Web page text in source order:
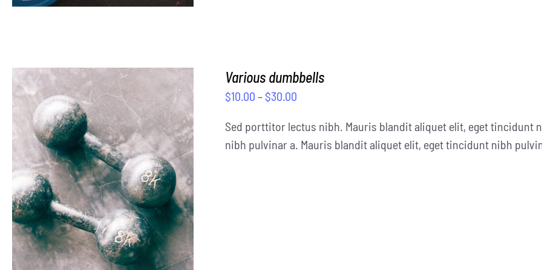
SELECT OPTIONS / DETAILS
Various dumbbells
$10.00 – $30.00
Sed porttitor lectus nibh. Mauris blandit aliquet elit, eget tincidunt
nibh pulvinar a. Mauris blandit aliquet elit, eget tincidunt nibh